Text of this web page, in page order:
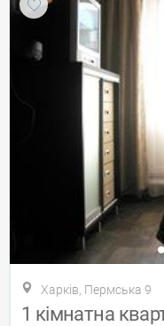
Харків, Пермська 9
1 кімнатна